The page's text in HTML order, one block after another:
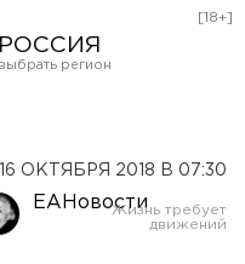
РОССИЯ
Оренбург
[18+]
16 ОКТЯБРЯ 2018 В 07:30
ЕАНовости